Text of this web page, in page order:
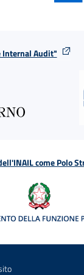
Internal Audit"
come Polo
in una nuova
Sito interno - Apre